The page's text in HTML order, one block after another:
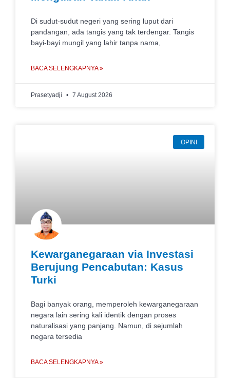
Di sudut-sudut negeri yang sering luput dari
pandangan, ada tangis yang tak terdengar. Tangis
bayi-bayi mungil yang lahir tanpa nama,
BACA SELENGKAPNYA »
Prasetyadji 7 August 2026
OPINI
Kewarganegaraan via Investasi
Berujung Pencabutan: Kasus
Turki
Bagi banyak orang, memperoleh kewarganegaraan
negara lain sering kali identik dengan proses
naturalisasi yang panjang. Namun, di sejumlah
negara tersedia
BACA SELENGKAPNYA »